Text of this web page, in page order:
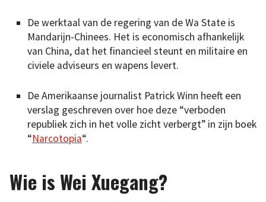
De werktaal van de regering van de Wa State is
Mandarijn-Chinees. Het is economisch afhankelijk
van China, dat het financieel steunt en militaire en
civiele adviseurs en wapens levert.
De Amerikaanse journalist Patrick Winn heeft een
verslag geschreven over hoe deze “verboden
republiek zich in het volle zicht verbergt” in zijn boek
“Narcotopia“.
Wie is Wei Xuegang?